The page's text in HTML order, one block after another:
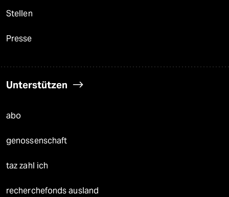
Stellen
Presse
Unterstützen
abo
genossenschaft
taz zahl ich
recherchefonds ausland